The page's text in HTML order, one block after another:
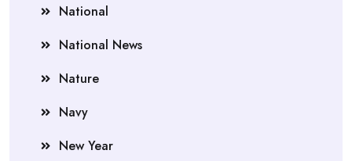
National
National News
Nature
Navy
New Year